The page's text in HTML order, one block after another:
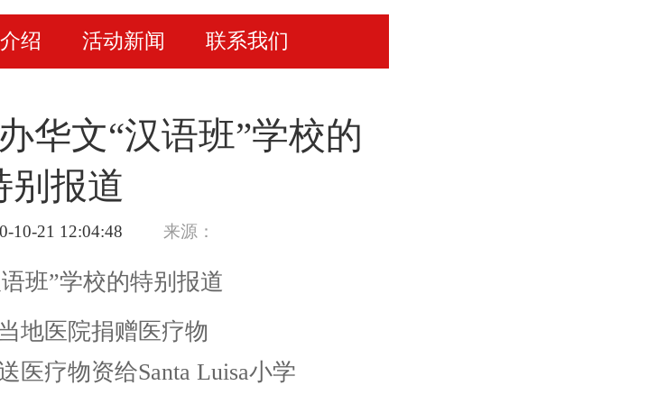
绍 活动新闻 联系我们
华文“汉语班”学校的
别报道
10-21 12:04:48 来源：
班”学校的特别报道
地医院捐赠医疗物
医疗物资给Santa Luisa小学